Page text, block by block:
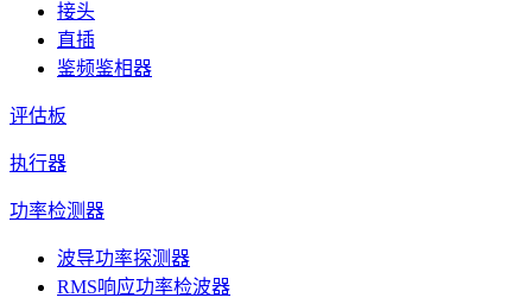
接头
直插
鉴频鉴相器
评估板
执行器
功率检测器
波导功率探测器
RMS响应功率检波器